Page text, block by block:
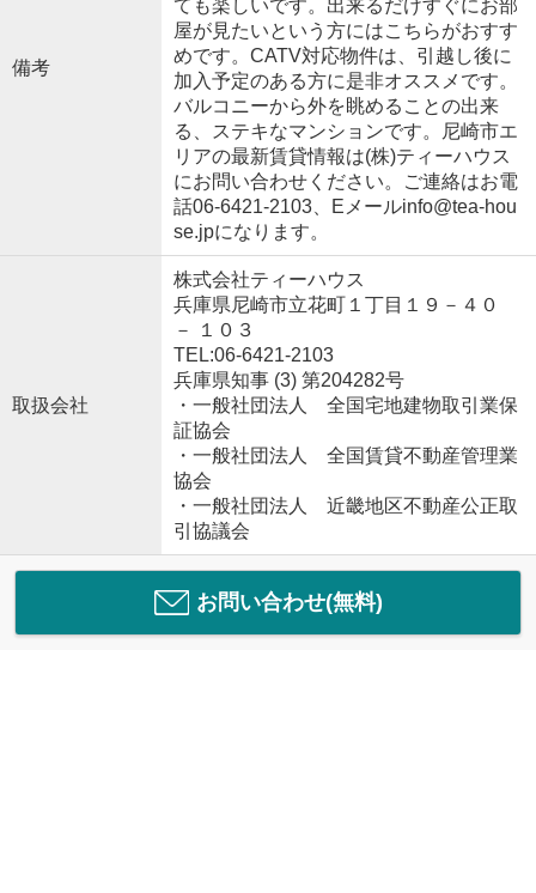
備考
ても楽しいです。出来るだけすぐにお部
屋が見たいという方にはこちらがおすす
めです。CATV対応物件は、引越し後に
加入予定のある方に是非オススメです。
バルコニーから外を眺めることの出来
る、ステキなマンションです。尼崎市エ
リアの最新賃貸情報は(株)ティーハウス
にお問い合わせください。ご連絡はお電
話06-6421-2103、Eメールinfo@tea-hou
se.jpになります。
取扱会社
株式会社ティーハウス
兵庫県尼崎市立花町１丁目１９－４０
－ １０３
TEL:06-6421-2103
兵庫県知事 (3) 第204282号
・一般社団法人 全国宅地建物取引業保
証協会
・一般社団法人 全国賃貸不動産管理業
協会
・一般社団法人 近畿地区不動産公正取
引協議会
お問い合わせ(無料)